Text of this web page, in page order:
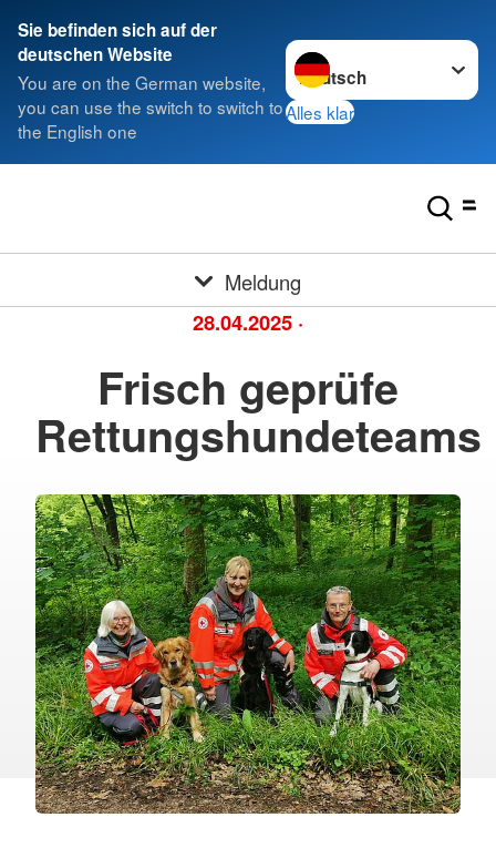
Sie befinden sich auf der
deutschen Website
You are on the German website,
you can use the switch to switch to
the English one
Sprache wechseln zu
Alles klar
Meldung
28.04.2025 ·
Frisch geprüfe
Rettungshundeteams